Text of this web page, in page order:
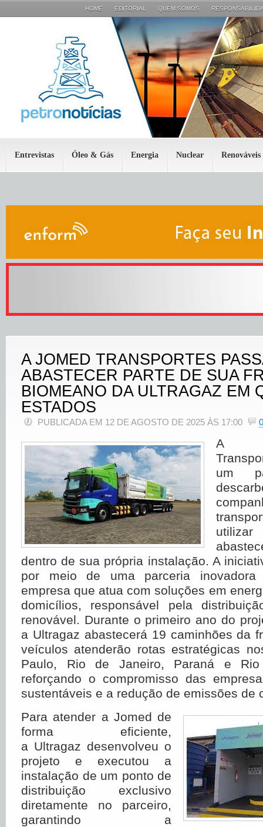
HOME EDITORIAL QUEM SOMOS
Entrevistas Óleo & Gás Energia Nuclear Renováveis
A JOMED TRANSPORTES
ABASTECER PARTE DE SUA
BIOMEANO DA ULTRAGAZ EM
ESTADOS
PUBLICADA EM 12 DE AGOSTO DE 2025 ÀS 17:00
A
um
utilizar
dentro de sua própria instalação. A
por meio de uma parceria
empresa que atua com soluções em
domicílios, responsável pela
renovável. Durante o primeiro ano do
a Ultragaz abastecerá 19 caminhões da
veículos atenderão rotas estratégicas
Paulo, Rio de Janeiro, Paraná e
reforçando o compromisso das
sustentáveis e a redução de emissões de
Para atender a Jomed de
forma eficiente,
a Ultragaz desenvolveu o
projeto e executou a
instalação de um ponto de
distribuição exclusivo
diretamente no parceiro,
garantindo a